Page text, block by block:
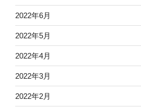
2022年6月
2022年5月
2022年4月
2022年3月
2022年2月